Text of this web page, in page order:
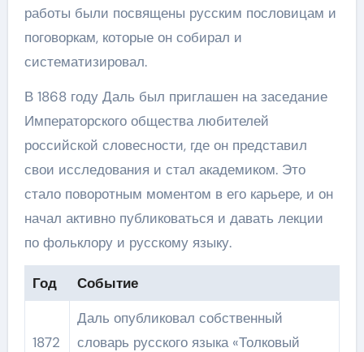
работы были посвящены русским пословицам и
поговоркам, которые он собирал и
систематизировал.
В 1868 году Даль был приглашен на заседание
Императорского общества любителей
российской словесности, где он представил
свои исследования и стал академиком. Это
стало поворотным моментом в его карьере, и он
начал активно публиковаться и давать лекции
по фольклору и русскому языку.
Год Событие
1872
Даль опубликовал собственный
словарь русского языка «Толковый